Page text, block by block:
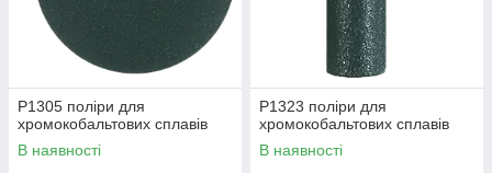
P1305 поліри для
хромокобальтових сплавів
В наявності
P1323 поліри для
хромокобальтових сплавів
В наявності